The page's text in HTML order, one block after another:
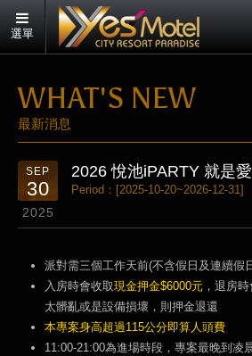
選單
WHAT'S NEW
最新消息
SEP
30
2025
2026 悅池iPARTY 就是
Period：[2025-10-20~2026-12-31]
派對需三個工作天前(不含假日及連續假
入房時會收取現金押金$6000元 ，退房
太髒亂或是設備損壞，則押金退還
本專案身高超過115公分即算人頭費
11:00-21:00為進場時段，​專案最晚到凌